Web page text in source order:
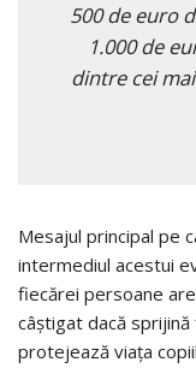
500 de euro
1.000 de
dintre cei
Mesajul principal pe
intermediul acestui
fiecărei persoane
câştigat dacă
protejează viaţa